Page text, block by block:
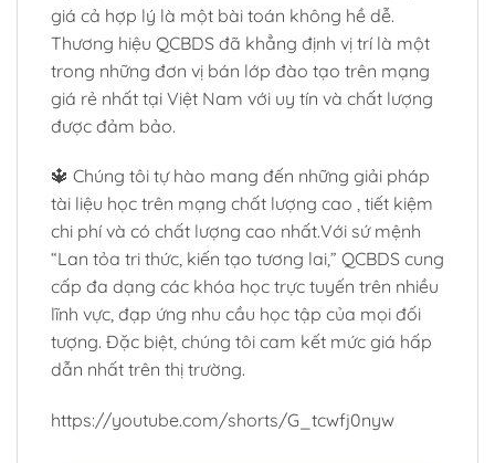
giá cả hợp lý là một bài toán không hề dễ.
Thương hiệu QCBDS đã khẳng định vị trí là một
trong những đơn vị bán lớp đào tạo trên mạng
giá rẻ nhất tại Việt Nam với uy tín và chất lượng
được đảm bảo.
🔱 Chúng tôi tự hào mang đến những giải pháp
tài liệu học trên mạng chất lượng cao , tiết kiệm
chi phí và có chất lượng cao nhất.Với sứ mệnh
“Lan tỏa tri thức, kiến tạo tương lai,” QCBDS cung
cấp đa dạng các khóa học trực tuyến trên nhiều
lĩnh vực, đạp ứng nhu cầu học tập của mọi đối
tượng. Đặc biệt, chúng tôi cam kết mức giá hấp
dẫn nhất trên thị trường.
https://youtube.com/shorts/G_tcwfj0nyw